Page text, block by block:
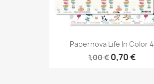
Papernova Life In Color 4
1,00 € 0,70 €